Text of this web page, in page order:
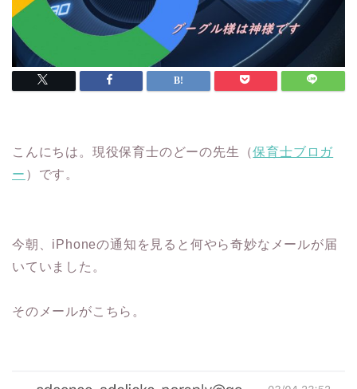
こんにちは。現役保育士のどーの先生（保育士ブロガ
ー ）です。
今朝、iPhoneの通知を見ると何やら奇妙なメールが届
いていました。
そのメールがこちら。